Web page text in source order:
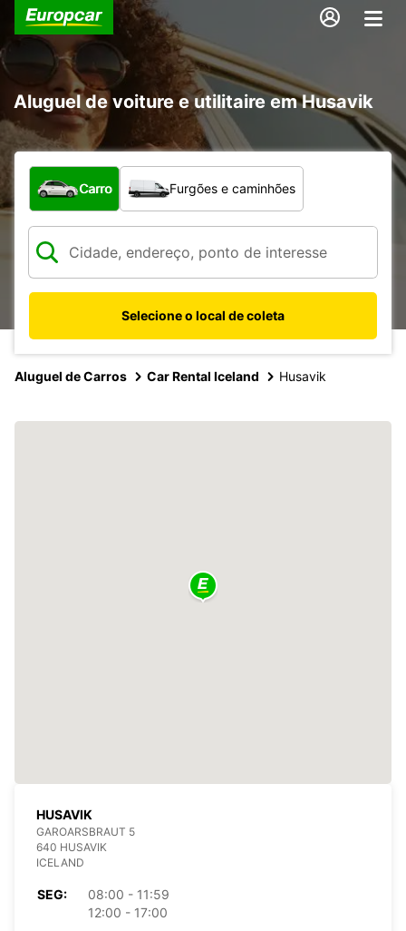
Aluguel de voiture e utilitaire em Husavik
Qual tipo de veículo?
Carro Furgões e caminhões
Selecione o local de coleta
Aluguel de Carros Car Rental Iceland Husavik
HUSAVIK
GAROARSBRAUT 5
640 HUSAVIK
ICELAND
SEG:
08:00 - 11:59
12:00 - 17:00